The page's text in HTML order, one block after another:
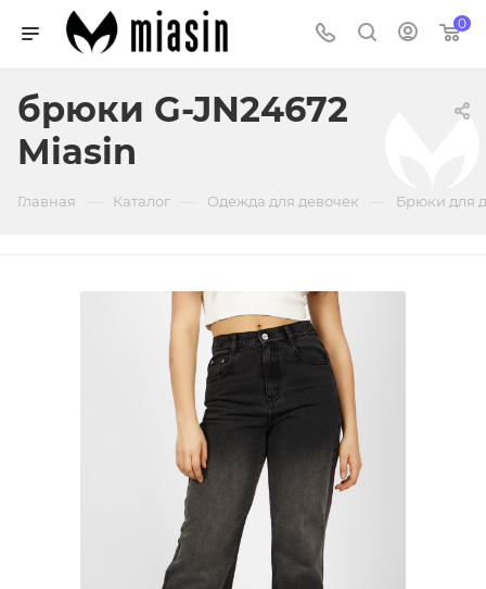
0
брюки G-JN24672
Miasin
Главная Каталог Одежда для девочек Брюки для